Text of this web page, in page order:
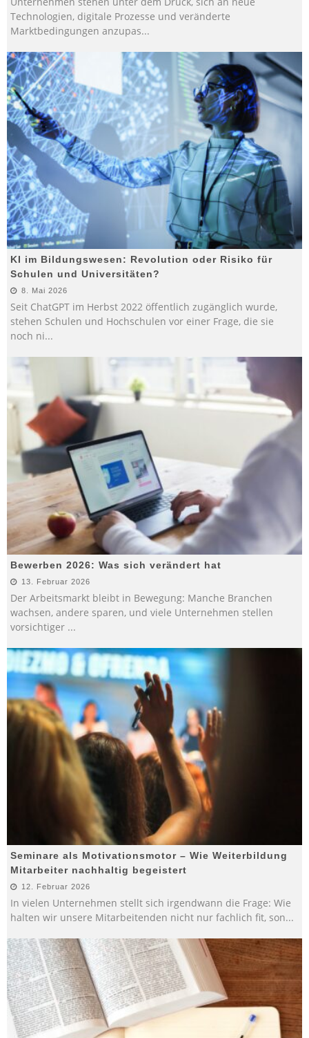
Technologien, digitale Prozesse und veränderte
Marktbedingungen anzupas...
KI im Bildungswesen: Revolution oder Risiko für
Schulen und Universitäten?
8. Mai 2026
Seit ChatGPT im Herbst 2022 öffentlich zugänglich wurde,
stehen Schulen und Hochschulen vor einer Frage, die sie
noch ni...
Bewerben 2026: Was sich verändert hat
13. Februar 2026
Der Arbeitsmarkt bleibt in Bewegung: Manche Branchen
wachsen, andere sparen, und viele Unternehmen stellen
vorsichtiger ...
Seminare als Motivationsmotor – Wie Weiterbildung
Mitarbeiter nachhaltig begeistert
12. Februar 2026
In vielen Unternehmen stellt sich irgendwann die Frage: Wie
halten wir unsere Mitarbeitenden nicht nur fachlich fit, son...